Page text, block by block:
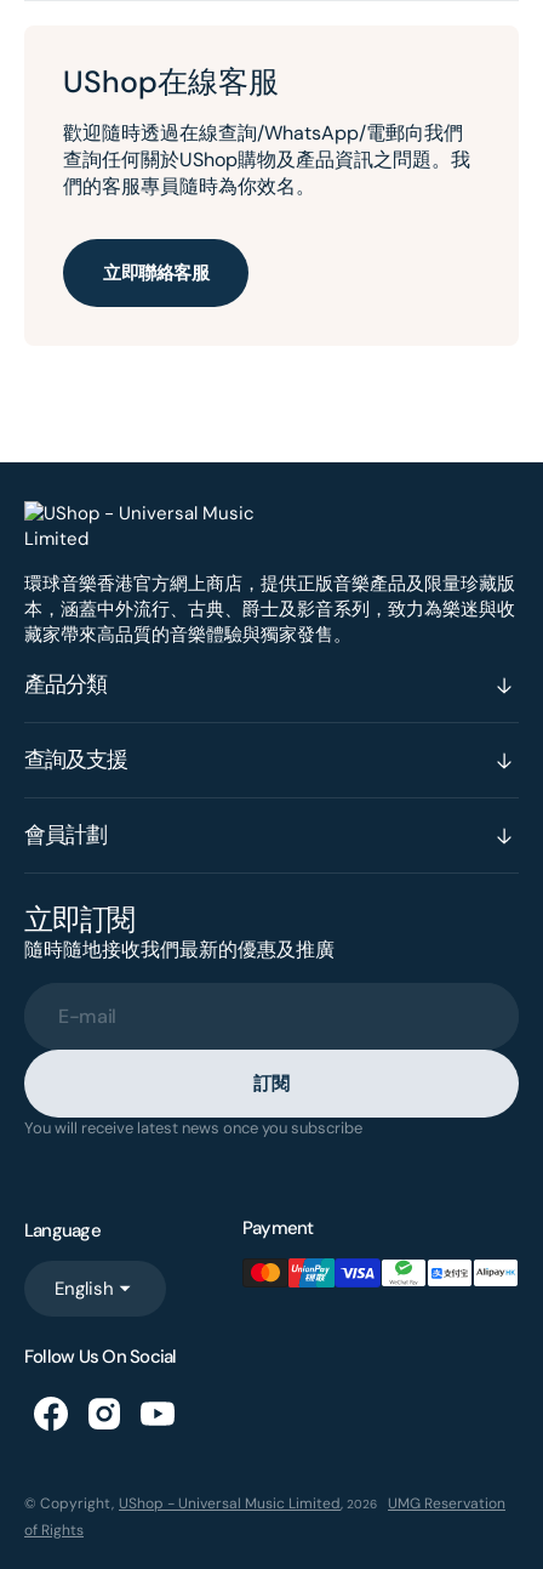
UShop在線客服
歡迎隨時透過在線查詢/WhatsApp/電郵向我們
查詢任何關於UShop購物及產品資訊之問題。我
們的客服專員隨時為你效名。
立即聯絡客服
環球音樂香港官方網上商店，提供正版音樂產品及限量珍藏版
本，涵蓋中外流行、古典、爵士及影音系列，致力為樂迷與收
藏家帶來高品質的音樂體驗與獨家發售。
產品分類
查詢及支援
會員計劃
立即訂閱
隨時隨地接收我們最新的優惠及推廣
E-mail
訂閱
You will receive latest news once you subscribe
Language
English
Payment
Follow Us On Social
© Copyright, UShop - Universal Music Limited, 2026
UMG Reservation
of Rights